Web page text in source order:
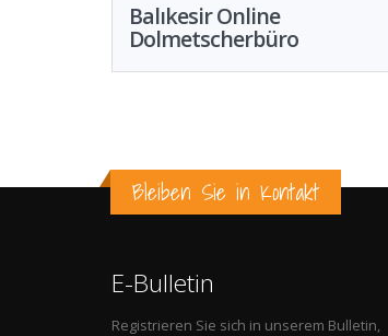
Balıkesir Online
Dolmetscherbüro
Bleiben Sie in Kontakt
E-Bulletin
Registrieren Sie sich in unserem Bulletin,